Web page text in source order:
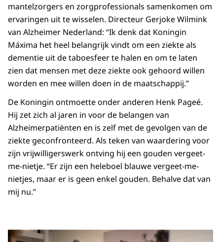
mantelzorgers en zorgprofessionals samenkomen om
ervaringen uit te wisselen. Directeur Gerjoke Wilmink
van Alzheimer Nederland: “Ik denk dat Koningin
Máxima het heel belangrijk vindt om een ziekte als
dementie uit de taboesfeer te halen en om te laten
zien dat mensen met deze ziekte ook gehoord willen
worden en mee willen doen in de maatschappij.”
De Koningin ontmoette onder anderen Henk Pageé.
Hij zet zich al jaren in voor de belangen van
Alzheimerpatiënten en is zelf met de gevolgen van de
ziekte geconfronteerd. Als teken van waardering voor
zijn vrijwilligerswerk ontving hij een gouden vergeet-
me-nietje. “Er zijn een heleboel blauwe vergeet-me-
nietjes, maar er is geen enkel gouden. Behalve dat van
mij nu.”